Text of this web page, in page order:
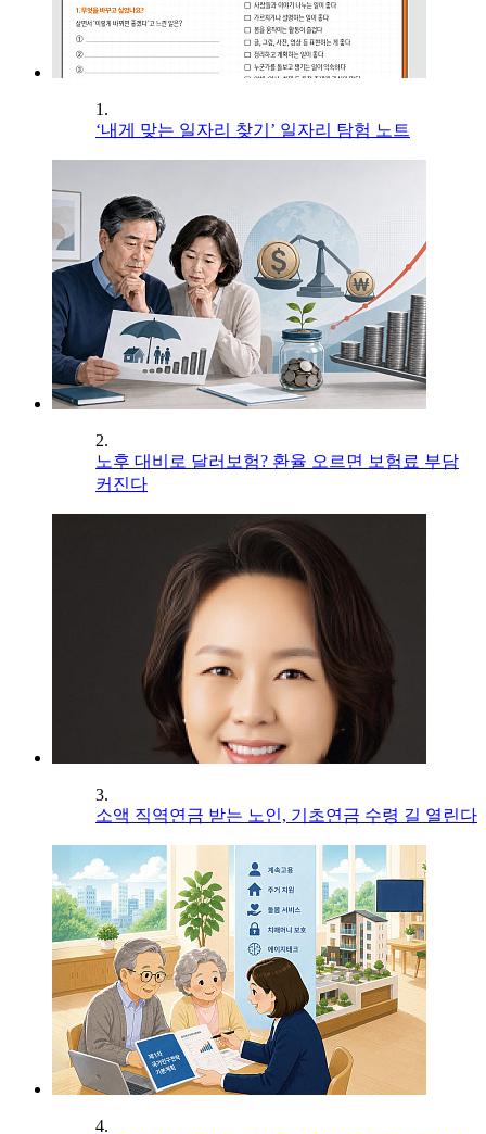
1.
‘내게 맞는 일자리 찾기’ 일자리 탐험 노트
2.
노후 대비로 달러보험? 환율 오르면 보험료 부담
커진다
3.
소액 직역연금 받는 노인, 기초연금 수령 길 열린다
4.